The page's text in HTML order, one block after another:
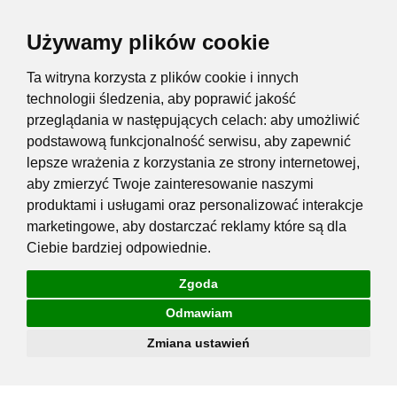
Używamy plików cookie
Ta witryna korzysta z plików cookie i innych
technologii śledzenia, aby poprawić jakość
przeglądania w następujących celach: aby umożliwić
podstawową funkcjonalność serwisu, aby zapewnić
lepsze wrażenia z korzystania ze strony internetowej,
aby zmierzyć Twoje zainteresowanie naszymi
produktami i usługami oraz personalizować interakcje
marketingowe, aby dostarczać reklamy które są dla
Ciebie bardziej odpowiednie.
Zgoda
Odmawiam
Zmiana ustawień